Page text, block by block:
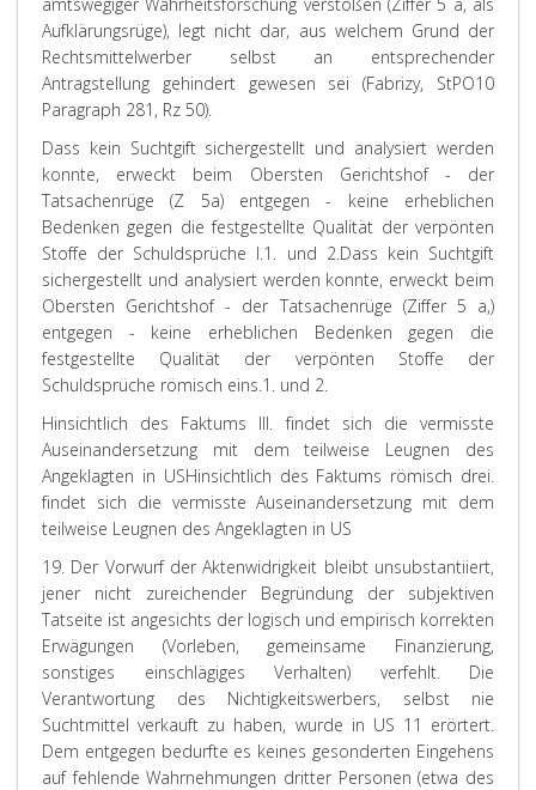
Aufklärungsrüge), legt nicht dar, aus welchem Grund der
Rechtsmittelwerber selbst an entsprechender
Antragstellung gehindert gewesen sei (Fabrizy, StPO10
Paragraph 281, Rz 50).
Dass kein Suchtgift sichergestellt und analysiert werden
konnte, erweckt beim Obersten Gerichtshof - der
Tatsachenrüge (Z 5a) entgegen - keine erheblichen
Bedenken gegen die festgestellte Qualität der verpönten
Stoffe der Schuldsprüche I.1. und 2.Dass kein Suchtgift
sichergestellt und analysiert werden konnte, erweckt beim
Obersten Gerichtshof - der Tatsachenrüge (Ziffer 5 a,)
entgegen - keine erheblichen Bedenken gegen die
festgestellte Qualität der verpönten Stoffe der
Schuldsprüche römisch eins.1. und 2.
Hinsichtlich des Faktums III. findet sich die vermisste
Auseinandersetzung mit dem teilweise Leugnen des
Angeklagten in USHinsichtlich des Faktums römisch drei.
findet sich die vermisste Auseinandersetzung mit dem
teilweise Leugnen des Angeklagten in US
19. Der Vorwurf der Aktenwidrigkeit bleibt unsubstantiiert,
jener nicht zureichender Begründung der subjektiven
Tatseite ist angesichts der logisch und empirisch korrekten
Erwägungen (Vorleben, gemeinsame Finanzierung,
sonstiges einschlägiges Verhalten) verfehlt. Die
Verantwortung des Nichtigkeitswerbers, selbst nie
Suchtmittel verkauft zu haben, wurde in US 11 erörtert.
Dem entgegen bedurfte es keines gesonderten Eingehens
auf fehlende Wahrnehmungen dritter Personen (etwa des